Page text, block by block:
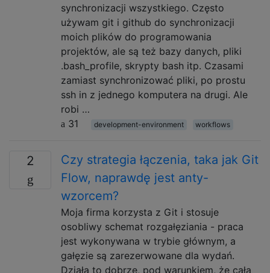
synchronizacji wszystkiego. Często
używam git i github do synchronizacji
moich plików do programowania
projektów, ale są też bazy danych, pliki
.bash_profile, skrypty bash itp. Czasami
zamiast synchronizować pliki, po prostu
ssh in z jednego komputera na drugi. Ale
robi …
31
development-environment workflows
2
Czy strategia łączenia, taka jak Git
Flow, naprawdę jest anty-
wzorcem?
Moja firma korzysta z Git i stosuje
osobliwy schemat rozgałęziania - praca
jest wykonywana w trybie głównym, a
gałęzie są zarezerwowane dla wydań.
Działa to dobrze, pod warunkiem, że cała